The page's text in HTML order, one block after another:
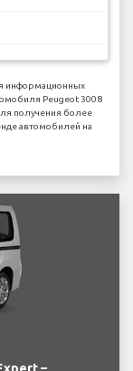
информационных
Peugeot 3008
получения более
автомобилей на